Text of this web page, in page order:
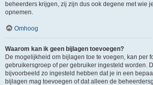
beheerders krijgen, zij zijn dus ook degene met wie
opnemen.
Omhoog
Waarom kan ik geen bijlagen toevoegen?
De mogelijkheid om bijlagen toe te voegen, kan per
gebruikersgroep of per gebruiker ingesteld worden.
bijvoorbeeld zo ingesteld hebben dat je in een
bijlagen mag toevoegen of dat alleen de